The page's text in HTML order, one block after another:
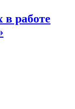
в работе